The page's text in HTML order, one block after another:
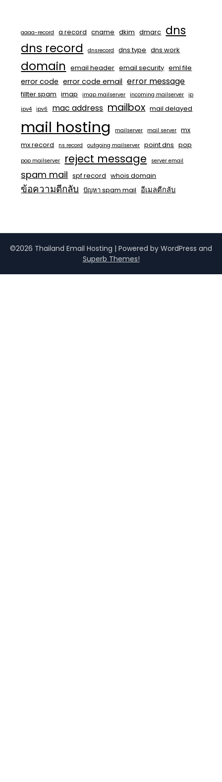
aaaa-record a record cname dkim dmarc dns
dns record
dnsrecord dns type dns work
domain email header email security eml file
error code error code email error message
fillter spam imap imap mailserver incoming mailserver
ip
ipv4
ipv6 mac address mailbox mail delayed
mail hosting mailserver mail server
mx
mx record
ns record outgoing mailserver point dns pop
pop mailserver reject message server email
spam mail spf record whois domain
ข้อความตีกลับ ปัญหา spam mail อีเมลตีกลับ
©2026 Thailand Email Hosting | Powered by WordPress and
Superb Themes!